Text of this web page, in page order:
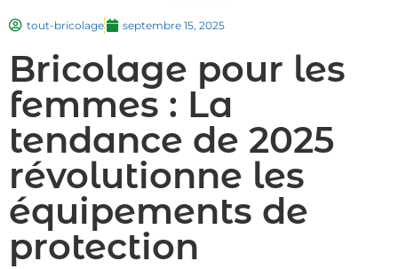
tout-bricolage septembre 15, 2025
Bricolage pour les
femmes : La
tendance de 2025
révolutionne les
équipements de
protection